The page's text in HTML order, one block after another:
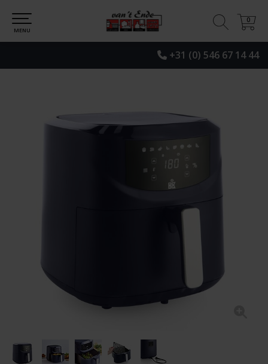
+31 (0) 546 67 14 44
0
0
MENU